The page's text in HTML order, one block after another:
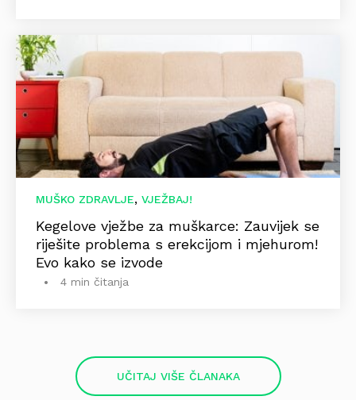
MUŠKO ZDRAVLJE, VJEŽBAJ!
Kegelove vježbe za muškarce: Zauvijek se
riješite problema s erekcijom i mjehurom!
Evo kako se izvode
4 min čitanja
UČITAJ VIŠE ČLANAKA